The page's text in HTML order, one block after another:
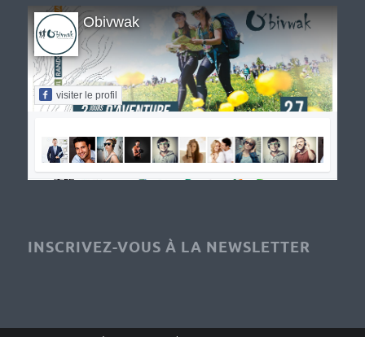
Obivwak
visiter le profil
INSCRIVEZ-VOUS À LA NEWSLETTER